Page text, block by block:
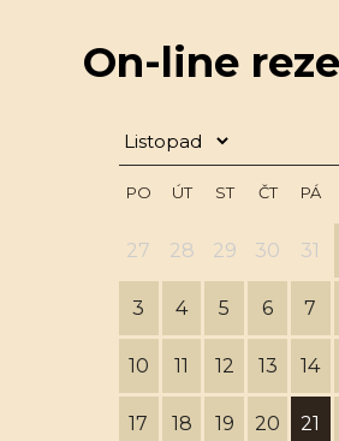
On-line
PO ÚT ST ČT PÁ
27 28 29 30 31
3 4 5 6 7
10 11 12 13 14
17 18 19 20 21